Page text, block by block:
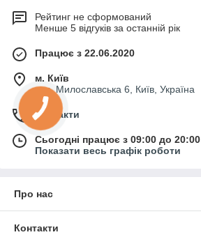
Рейтинг не сформований
Менше 5 відгуків за останній рік
Працює з 22.06.2020
м. Київ
вул. Милославська 6, Київ, Україна
Контакти
Сьогодні працює з 09:00 до 20:00
Показати весь графік роботи
Про нас
Контакти